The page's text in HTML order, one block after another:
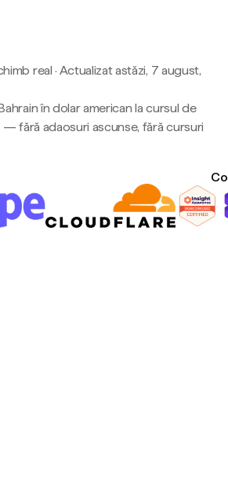
real · Actualizat astăzi, 7 august,
în dolar american la cursul de
fără adaosuri ascunse, fără cursuri